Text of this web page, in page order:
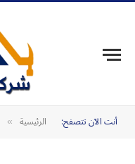
أنت الآن تتصفح: الرئيسية »